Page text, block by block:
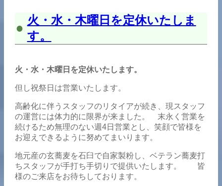
火・水・木曜日を定休いたしま
す。
火・水・木曜日を定休いたします。
但し祝祭日は営業いたします。
高齢化に伴うスタッフのリタイアが続き、現スタッフ
の運営には体力的に限界が来ました。 末永く営業を
続けるため無理のない週4日営業とし、笑顔で皆様を
お迎えできるように努めてまいります。
地元産の玄蕎麦を石臼で自家製粉し、ベテラン蕎麦打
ちスタッフが手打ち手切りで提供いたします。 皆
様のご来店をお待ちしております。